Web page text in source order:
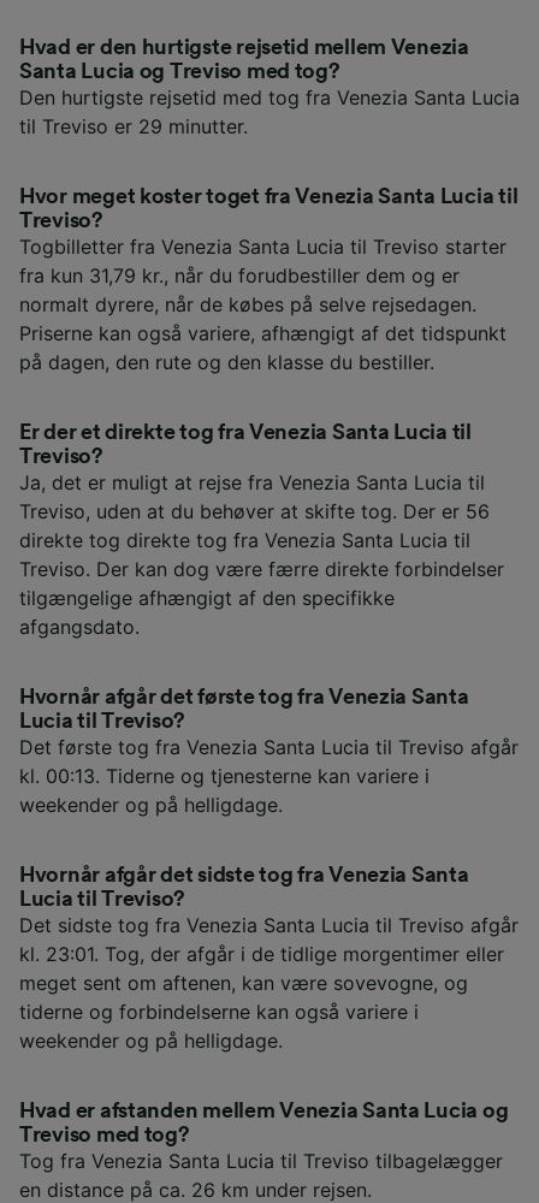
Hvad er den hurtigste rejsetid mellem Venezia
Santa Lucia og Treviso med tog?
Den hurtigste rejsetid med tog fra Venezia Santa Lucia
til Treviso er 29 minutter.
Hvor meget koster toget fra Venezia Santa Lucia til
Treviso?
Togbilletter fra Venezia Santa Lucia til Treviso starter
fra kun 31,79 kr., når du forudbestiller dem og er
normalt dyrere, når de købes på selve rejsedagen.
Priserne kan også variere, afhængigt af det tidspunkt
på dagen, den rute og den klasse du bestiller.
Er der et direkte tog fra Venezia Santa Lucia til
Treviso?
Ja, det er muligt at rejse fra Venezia Santa Lucia til
Treviso, uden at du behøver at skifte tog. Der er 56
direkte tog direkte tog fra Venezia Santa Lucia til
Treviso. Der kan dog være færre direkte forbindelser
tilgængelige afhængigt af den specifikke
afgangsdato.
Hvornår afgår det første tog fra Venezia Santa
Lucia til Treviso?
Det første tog fra Venezia Santa Lucia til Treviso afgår
kl. 00:13. Tiderne og tjenesterne kan variere i
weekender og på helligdage.
Hvornår afgår det sidste tog fra Venezia Santa
Lucia til Treviso?
Det sidste tog fra Venezia Santa Lucia til Treviso afgår
kl. 23:01. Tog, der afgår i de tidlige morgentimer eller
meget sent om aftenen, kan være sovevogne, og
tiderne og forbindelserne kan også variere i
weekender og på helligdage.
Hvad er afstanden mellem Venezia Santa Lucia og
Treviso med tog?
Tog fra Venezia Santa Lucia til Treviso tilbagelægger
en distance på ca. 26 km under rejsen.